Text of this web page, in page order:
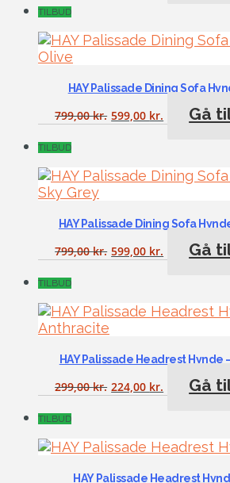
TILBUD
HAY Palissade Dining Sofa
799,00kr. 599,00 kr. Gå
TILBUD
HAY Palissade Dining Sofa
799,00kr. 599,00 kr. Gå
TILBUD
HAY Palissade Headrest Hynde
299,00kr. 224,00 kr. Gå
TILBUD
HAY Palissade Headrest